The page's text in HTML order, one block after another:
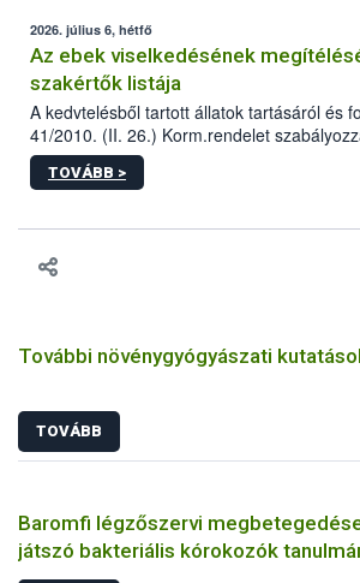
2026. július 6, hétfő
Az ebek viselkedésének
szakértők listája
A kedvtelésből tartott állatok tartásáról és
41/2010. (II. 26.) Korm.rendelet
sérülés, illetve ennek veszélye
hatósági feladatokat, valamint a veszélyes
vonni az ebek viselkedésének
TOVÁBB >
További növénygyógyászati
TOVÁBB
Baromfi légzőszervi
játszó bakteriális kórokozók